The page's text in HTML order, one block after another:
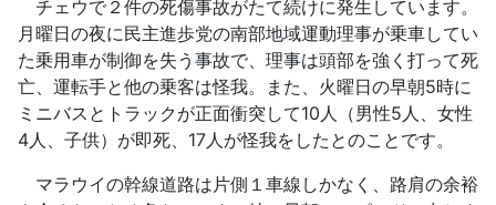
チェウで２件の死傷事故がたて続けに発生しています。
月曜日の夜に民主進歩党の南部地域運動理事が乗車してい
た乗用車が制御を失う事故で、理事は頭部を強く打って死
亡、運転手と他の乗客は怪我。また、火曜日の早朝5時に
ミニバスとトラックが正面衝突して10人（男性5人、女性
4人、子供）が即死、17人が怪我をしたとのことです。
マラウイの幹線道路は片側１車線しかなく、路肩の余裕